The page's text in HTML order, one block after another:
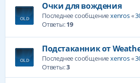
Очки для вождения
Последнее сообщениеxenros«
Ответы:19
Подстаканник от
Последнее сообщениеxenros«
Ответы:3